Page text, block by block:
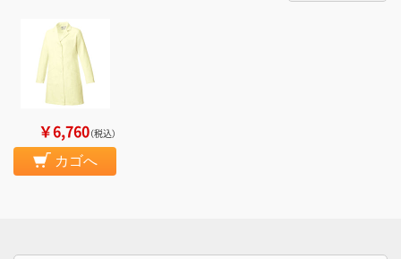
￥6,760（税込）
カゴへ